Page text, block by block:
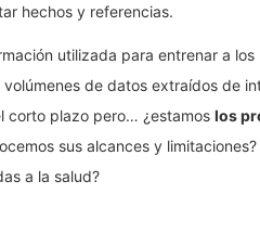
hechos y referencias.
utilizada para entrenar a
de datos extraídos de
corto plazo pero… ¿estamos los
sus alcances y
a la salud?